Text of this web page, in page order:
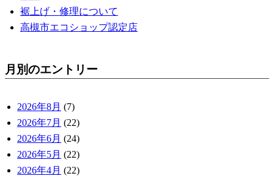
裾上げ・修理について
高槻市エコショップ認定店
月別のエントリー
2026年8月 (7)
2026年7月 (22)
2026年6月 (24)
2026年5月 (22)
2026年4月 (22)